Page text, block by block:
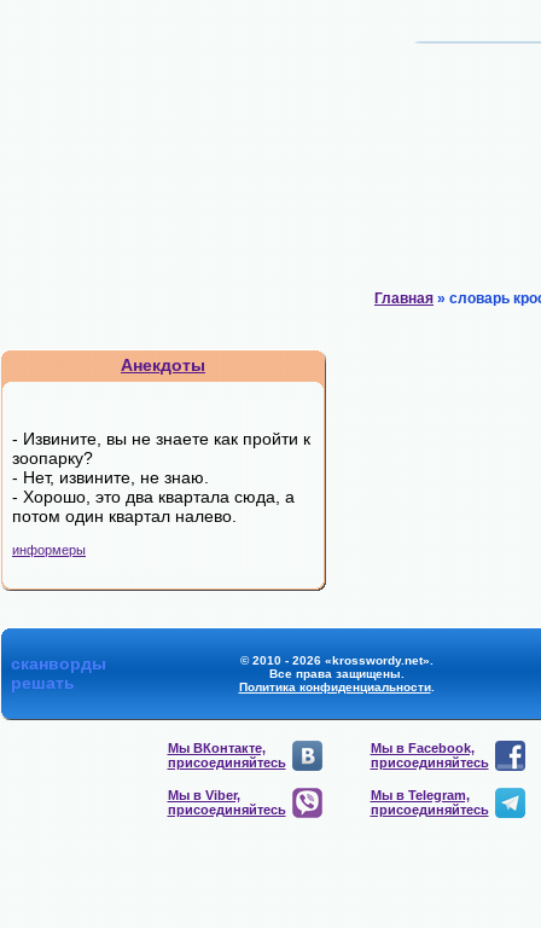
Анекдоты
- Извините, вы не знаете как пройти к
зоопарку?
- Нет, извините, не знаю.
- Хорошо, это два квартала сюда, а
потом один квартал налево.
информеры
Главная » словарь
сканворды
решать
© 2010 - 2026 «krosswordy.net».
Все права защищены.
Политика конфиденциальности.
Мы ВКонтакте,
присоединяйтесь
Мы в Facebook,
присоединяйтесь
Мы в Viber,
присоединяйтесь
Мы в Telegram,
присоединяйтесь